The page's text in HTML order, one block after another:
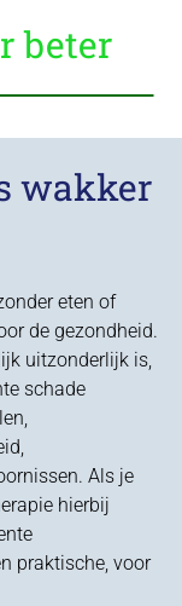
beter
wakker
eten of
de gezondheid.
uitzonderlijk is,
schade
Als je
hierbij
praktische, voor